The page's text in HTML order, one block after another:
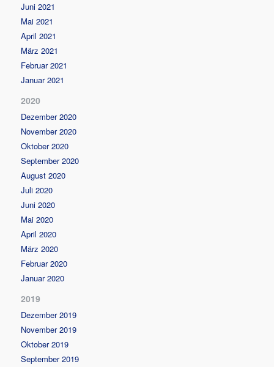
Juni 2021
Mai 2021
April 2021
März 2021
Februar 2021
Januar 2021
2020
Dezember 2020
November 2020
Oktober 2020
September 2020
August 2020
Juli 2020
Juni 2020
Mai 2020
April 2020
März 2020
Februar 2020
Januar 2020
2019
Dezember 2019
November 2019
Oktober 2019
September 2019